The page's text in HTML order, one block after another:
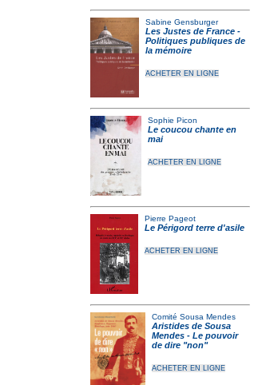
Sabine Gensburger
Les Justes de France -
Politiques publiques de
la mémoire
ACHETER EN LIGNE
Sophie Picon
Le coucou chante en
mai
ACHETER EN LIGNE
Pierre Pageot
Le Périgord terre d'asile
ACHETER EN LIGNE
Comité Sousa Mendes
Aristides de Sousa
Mendes - Le pouvoir
de dire "non"
ACHETER EN LIGNE